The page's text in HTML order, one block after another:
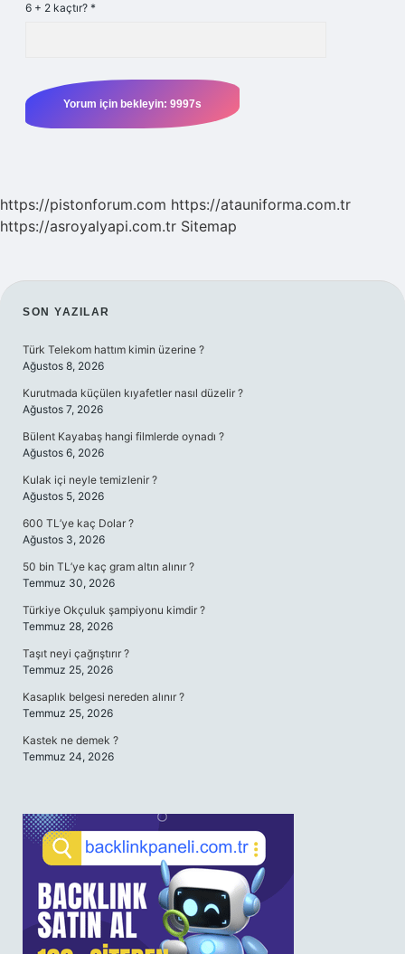
6 + 2 kaçtır? *
https://pistonforum.com https://atauniforma.com.tr
https://asroyalyapi.com.tr Sitemap
SIDEBAR
SON YAZILAR
Türk Telekom hattım kimin üzerine ?
Ağustos 8, 2026
Kurutmada küçülen kıyafetler nasıl düzelir ?
Ağustos 7, 2026
Bülent Kayabaş hangi filmlerde oynadı ?
Ağustos 6, 2026
Kulak içi neyle temizlenir ?
Ağustos 5, 2026
600 TL’ye kaç Dolar ?
Ağustos 3, 2026
50 bin TL’ye kaç gram altın alınır ?
Temmuz 30, 2026
Türkiye Okçuluk şampiyonu kimdir ?
Temmuz 28, 2026
Taşıt neyi çağrıştırır ?
Temmuz 25, 2026
Kasaplık belgesi nereden alınır ?
Temmuz 25, 2026
Kastek ne demek ?
Temmuz 24, 2026